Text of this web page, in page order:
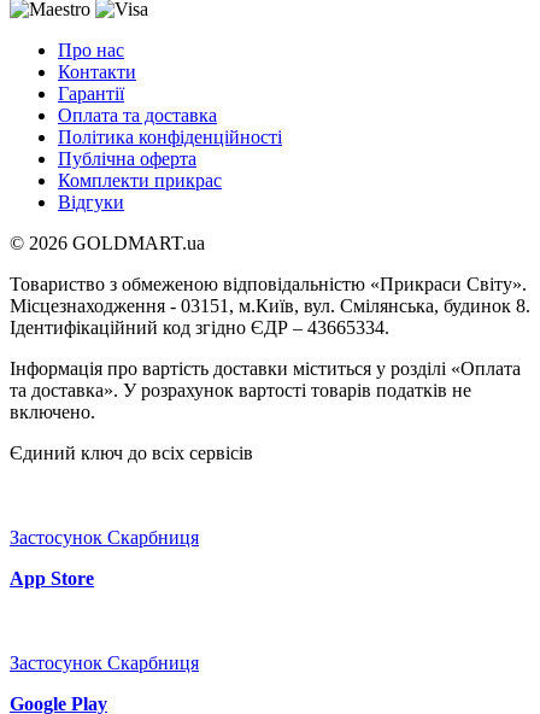
Про нас
Контакти
Гарантії
Оплата та доставка
Політика конфіденційності
Публічна оферта
Комплекти прикрас
Відгуки
© 2026 GOLDMART.ua
Товариство з обмеженою відповідальністю «Прикраси Світу».
Місцезнаходження - 03151, м.Київ, вул. Смілянська, будинок 8.
Ідентифікаційний код згідно ЄДР – 43665334.
Інформація про вартість доставки міститься у розділі «Оплата
та доставка». У розрахунок вартості товарів податків не
включено.
Єдиний ключ до всіх сервісів
Застосунок Скарбниця
App Store
Застосунок Скарбниця
Google Play